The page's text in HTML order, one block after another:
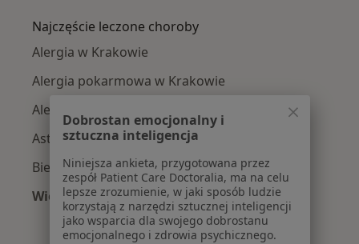
Najczęście leczone choroby
Alergia w Krakowie
Alergia pokarmowa w Krakowie
Alergie skórne w Krakowie
Astma w Krakowie
Biegunka w Krakowie
Więcej (15)
Więcej w kategorii: Najczęście leczone
Dobrostan emocjonalny i
sztuczna inteligencja
Niniejsza ankieta, przygotowana przez
zespół Patient Care Doctoralia, ma na celu
lepsze zrozumienie, w jaki sposób ludzie
korzystają z narzędzi sztucznej inteligencji
jako wsparcia dla swojego dobrostanu
emocjonalnego i zdrowia psychicznego.